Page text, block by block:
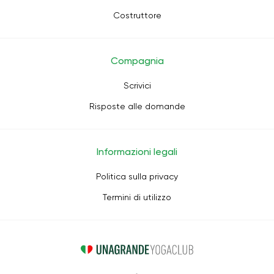
Costruttore
Compagnia
Scrivici
Risposte alle domande
Informazioni legali
Politica sulla privacy
Termini di utilizzo